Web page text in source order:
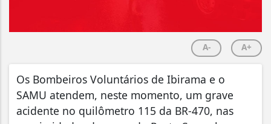
A- A+
Os Bombeiros Voluntários de Ibirama e o
SAMU atendem, neste momento, um grave
acidente no quilômetro 115 da BR-470, nas